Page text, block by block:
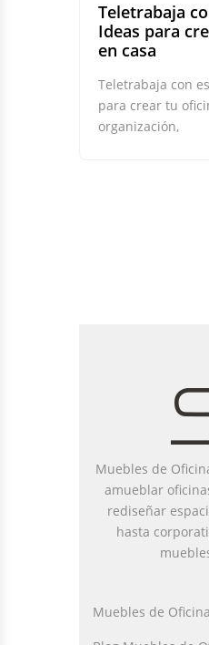
Teletrabaja
Ideas para
en casa
Teletrabaja con
para crear tu
organización,
Muebles de
amueblar
rediseñar
hasta
Muebles de Oficina